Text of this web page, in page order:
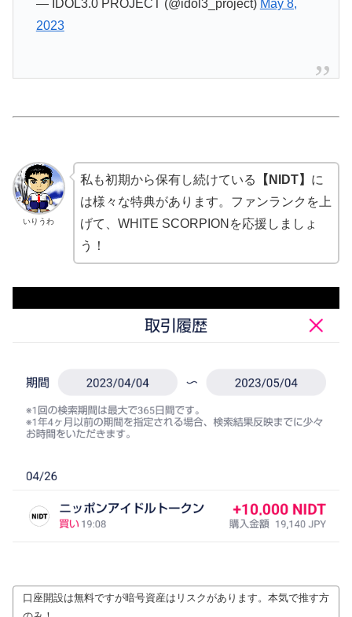
— IDOL3.0 PROJECT (@idol3_project) May 8,
2023
いりうわ
私も初期から保有し続けている 【NIDT】 に
は様々な特典があります。ファンランクを上
げて、WHITE SCORPIONを応援しましょ
う！
口座開設は無料ですが暗号資産はリスクがあります。本気で推す方